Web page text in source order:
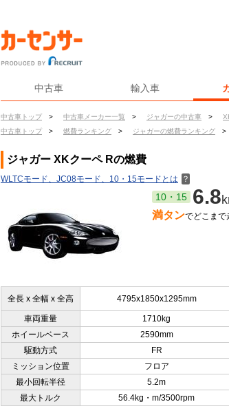
中古車 輸入車
中古車トップ > 中古車メーカー一覧 > ジャガーの中古車 >
中古車トップ
> 燃費ランキング > ジャガーの燃費ランキング >
ジャガー XKクーペ Rの燃費
WLTCモード、JC08モード、10・15モードとは ？
10・15 6.8
満タンでどこまで
全長 x 全幅 x 全高 4795x1850x1295mm
車両重量 1710kg
ホイールベース
2590mm
駆動方式
FR
ミッション位置
フロア
最小回転半径
5.2m
最大トルク
56.4kg・m/3500rpm